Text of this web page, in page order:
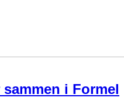
i Formel